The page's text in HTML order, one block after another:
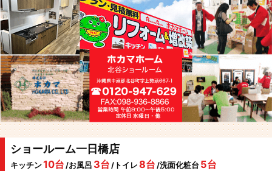
ショールーム一日橋店
キッチン10台 /お風呂 3台 /トイレ 8台 /洗面化粧台 5台